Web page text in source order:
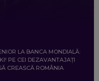
LA BANCA MONDIALĂ:
PE CEI DEZAVANTAJAȚI
CREASCĂ ROMÂNIA